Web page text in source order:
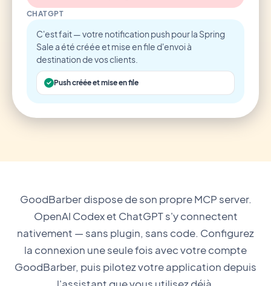
CHATGPT
C'est fait — votre notification push pour la Spring
Sale a été créée et mise en file d'envoi à
destination de vos clients.
Push créée et mise en file
GoodBarber dispose de son propre MCP server.
OpenAI Codex et ChatGPT s'y connectent
nativement — sans plugin, sans code. Configurez
la connexion une seule fois avec votre compte
GoodBarber, puis pilotez votre application depuis